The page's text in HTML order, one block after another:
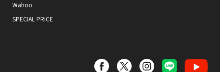
Wahoo
SPECIAL PRICE